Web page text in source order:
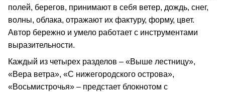
полей, берегов, принимают в себя ветер, дождь, снег,
волны, облака, отражают их фактуру, форму, цвет.
Автор бережно и умело работает с инструментами
выразительности.
Каждый из четырех разделов – «Выше лестницу»,
«Вера ветра», «С нижегородского острова»,
«Восьмистрочья» – предстает блокнотом с